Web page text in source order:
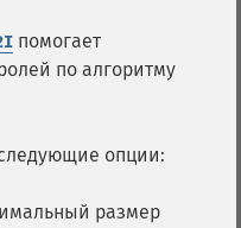
помогает
по алгоритму
опции:
размер